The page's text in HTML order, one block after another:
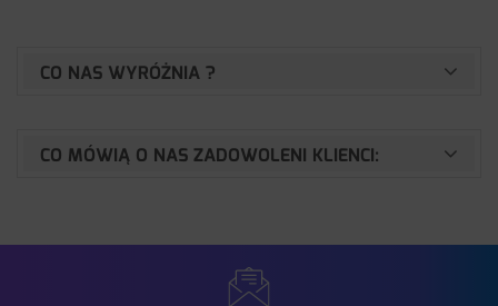
CO NAS WYRÓŻNIA ?
CO MÓWIĄ O NAS ZADOWOLENI KLIENCI: